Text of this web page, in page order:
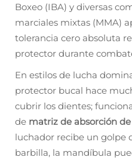
Boxeo (IBA) y diversas
marciales mixtas (MMA)
tolerancia cero absoluta
protector durante
En estilos de lucha
protector bucal hace
cubrir los dientes;
de matriz de absorción
luchador recibe un golpe
barbilla, la mandíbula